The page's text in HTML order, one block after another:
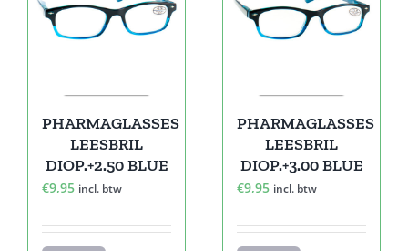
PHARMAGLASSES
LEESBRIL
DIOP.+2.50 BLUE
€9,95 incl. btw
PHARMAGLASSES
LEESBRIL
DIOP.+3.00 BLUE
€9,95 incl. btw